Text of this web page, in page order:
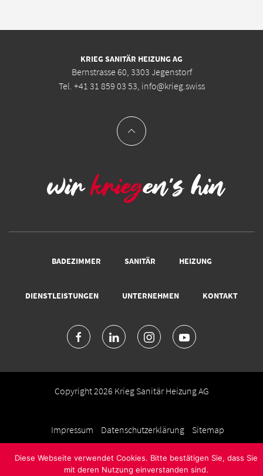
KRIEG SANITÄR HEIZUNG AG
Bernstrasse 60, 3303 Jegenstorf
Tel. +41 31 859 03 53 info@krieg.swiss
BADEZIMMER SANITÄR HEIZUNG
DIENSTLEISTUNGEN UNTERNEHMEN KONTAKT
Copyright 2026 Krieg Sanitär Heizung AG
Impressum Datenschutzerklärung Sitemap
Diese Webseite verwendet Cookies. Bitte bestätigen Sie, dass Sie
mit deren Nutzung einverstanden sind.